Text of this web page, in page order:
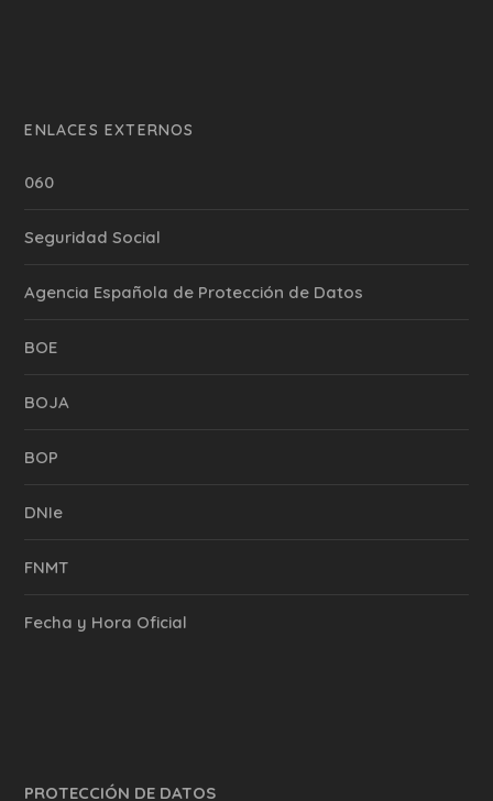
ENLACES EXTERNOS
060
Seguridad Social
Agencia Española de Protección de Datos
BOE
BOJA
BOP
DNIe
FNMT
Fecha y Hora Oficial
PROTECCIÓN DE DATOS